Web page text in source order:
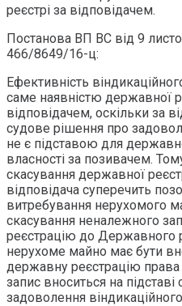
реєстрі за відповідачем.
Постанова ВП ВС від 9
466/8649/16-ц:
Ефективність
саме наявністю державної
відповідачем, оскільки за
судове рішення про
не є підставою для
власності за позивачем.
скасування державної
відповідача суперечить
витребування нерухомого
скасування неналежного
реєстрацію до Державного
нерухоме майно має бути
державну реєстрацію права
запис вноситься на
задоволення